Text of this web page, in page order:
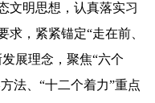
文明思想，认真落实习
，紧紧锚定“走在前、
展理念，聚焦“六个
法、“十二个着力”重点